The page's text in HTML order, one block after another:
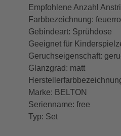
Empfohlene Anzahl
Farbbezeichnung:
Gebindeart: Sprühdose
Geeignet für
Geruchseigenschaft:
Glanzgrad: matt
Marke: BELTON
Serienname: free
Typ: Set